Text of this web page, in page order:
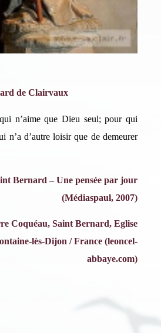
de Clairvaux
n’aime que Dieu seul; pour qui
n’a d’autre loisir que de demeurer
Bernard – Une pensée par jour
(Médiaspaul, 2007)
Coquéau, Saint Bernard, Eglise
lès-Dijon / France (leoncel-
abbaye.com)